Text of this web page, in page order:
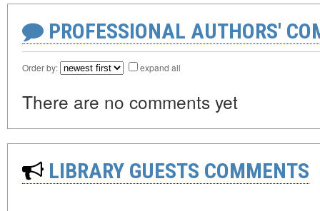
PROFESSIONAL AUTHORS'
Order by: expand all
There are no comments yet
LIBRARY GUESTS COMMENTS